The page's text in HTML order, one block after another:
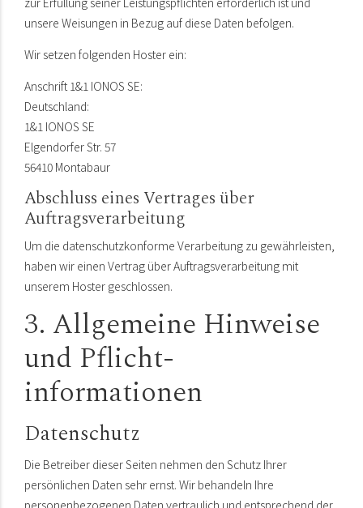
unsere Weisungen in Bezug auf diese Daten befolgen.
Wir setzen folgenden Hoster ein:
Anschrift 1&1 IONOS SE:
Deutschland:
1&1 IONOS SE
Elgendorfer Str. 57
56410 Montabaur
Abschluss eines Vertrages über
Auftragsverarbeitung
Um die datenschutzkonforme Verarbeitung zu gewährleisten,
haben wir einen Vertrag über Auftragsverarbeitung mit
unserem Hoster geschlossen.
3. Allgemeine Hinweise
und Pflicht­
informationen
Datenschutz
Die Betreiber dieser Seiten nehmen den Schutz Ihrer
persönlichen Daten sehr ernst. Wir behandeln Ihre